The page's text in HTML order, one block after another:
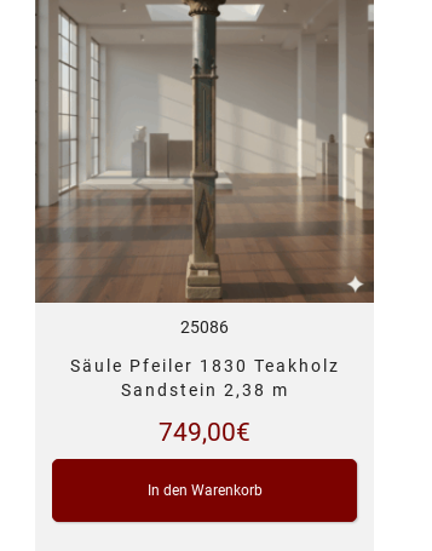
25086
Säule Pfeiler 1830 Teakholz
Sandstein 2,38 m
749,00€
In den Warenkorb